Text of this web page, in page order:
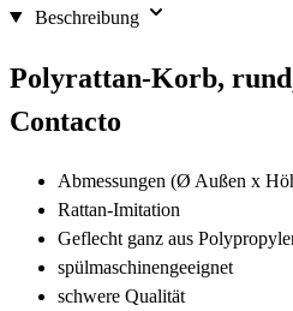
Beschreibung
Polyrattan-Korb,
Contacto
Abmessungen (Ø Außen x
Rattan-Imitation
Geflecht ganz aus
spülmaschinengeeignet
schwere Qualität